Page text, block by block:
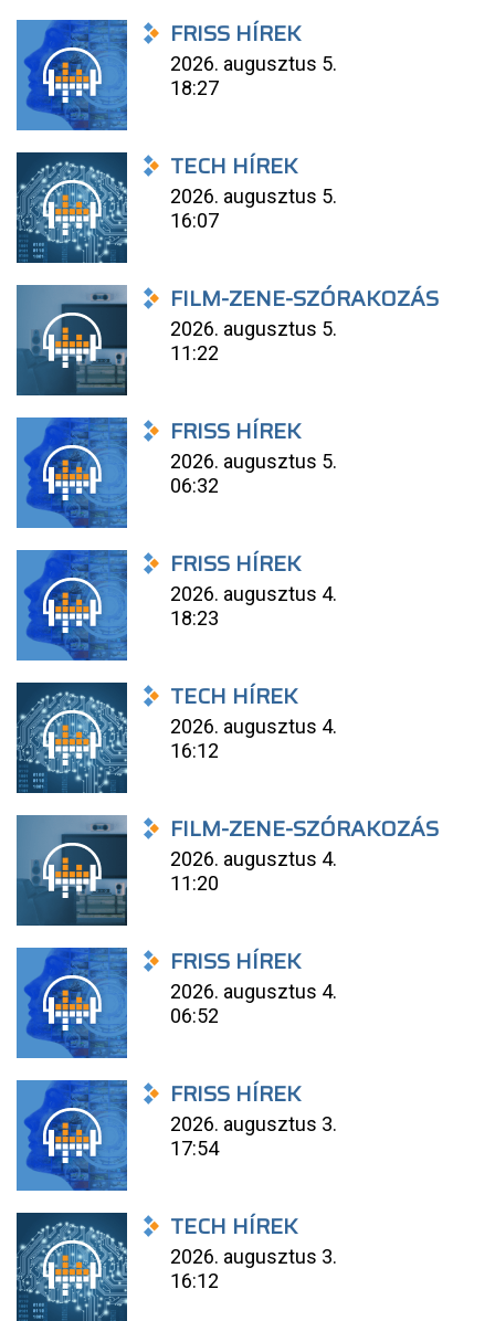
FRISS HÍREK
2026. augusztus 5.
18:27
TECH HÍREK
2026. augusztus 5.
16:07
FILM-ZENE-SZÓRAKOZÁS
2026. augusztus 5.
11:22
FRISS HÍREK
2026. augusztus 5.
06:32
FRISS HÍREK
2026. augusztus 4.
18:23
TECH HÍREK
2026. augusztus 4.
16:12
FILM-ZENE-SZÓRAKOZÁS
2026. augusztus 4.
11:20
FRISS HÍREK
2026. augusztus 4.
06:52
FRISS HÍREK
2026. augusztus 3.
17:54
TECH HÍREK
2026. augusztus 3.
16:12